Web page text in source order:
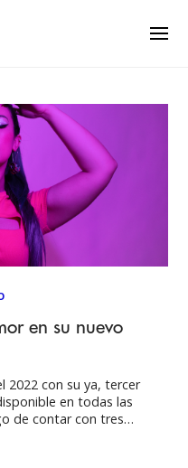
en su nuevo
2022 con su ya, tercer
en todas las
de contar con tres
la cantante, Carysa,